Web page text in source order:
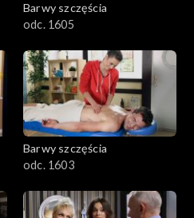
Barwy szczęścia
odc. 1605
Barwy szczęścia
odc. 1603